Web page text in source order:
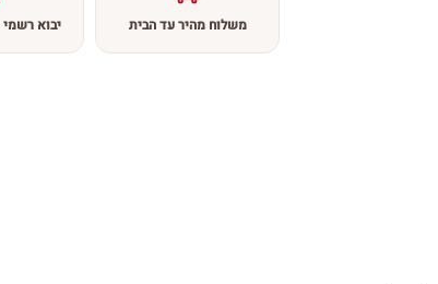
משלוח מהיר עד הבית יבוא רשמי